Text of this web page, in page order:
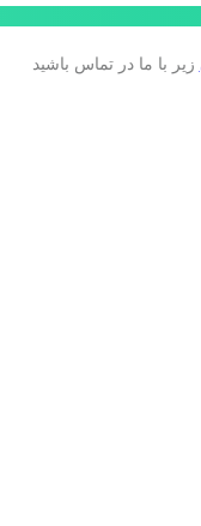
زیر با ما در تماس باشید